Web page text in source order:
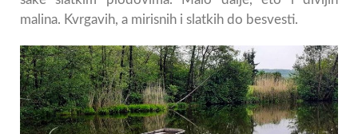
malina. Kvrgavih, a mirisnih i slatkih do besvesti.